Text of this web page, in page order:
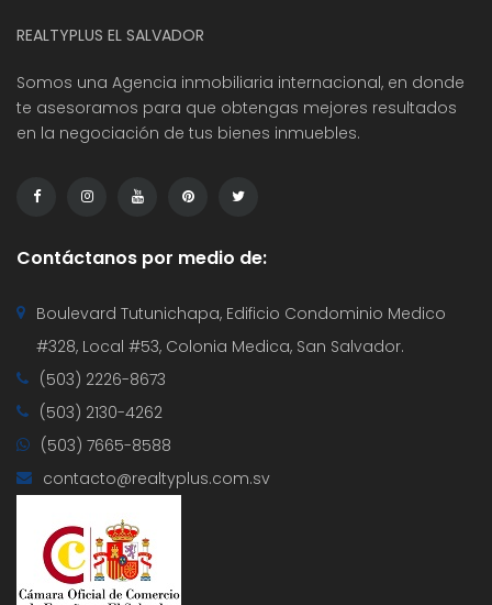
REALTYPLUS EL SALVADOR
Somos una Agencia inmobiliaria internacional, en donde
te asesoramos para que obtengas mejores resultados
en la negociación de tus bienes inmuebles.
Contáctanos por medio de:
Boulevard Tutunichapa, Edificio Condominio Medico
#328, Local #53, Colonia Medica, San Salvador.
(503) 2226-8673
(503) 2130-4262
(503) 7665-8588
contacto@realtyplus.com.sv